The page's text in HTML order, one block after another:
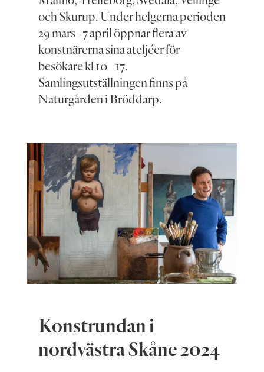
och Skurup. Under helgerna perioden
29 mars–7 april öppnar flera av
konstnärerna sina ateljéer för
besökare kl 10–17.
Samlingsutställningen finns på
Naturgården i Bröddarp.
Konstrundan i
nordvästra Skåne 2024